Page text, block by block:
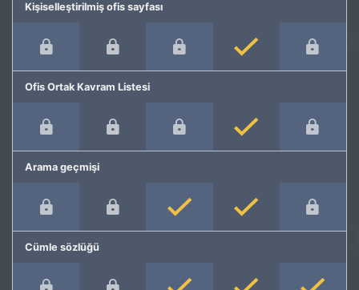
Kişiselleştirilmiş ofis sayfası
Ofis Ortak Kavram Listesi
Arama geçmişi
Cümle sözlüğü